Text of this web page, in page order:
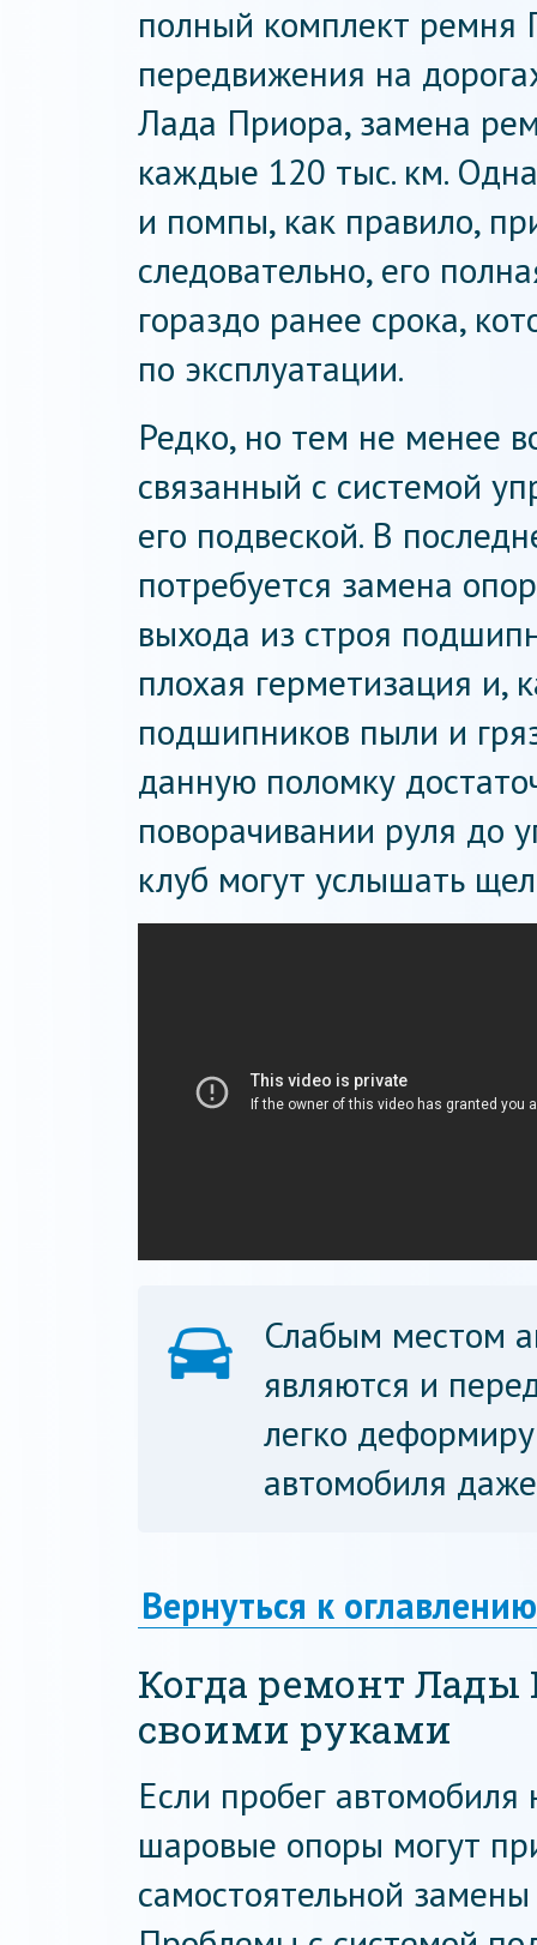
полный комплект ремня
передвижения на
Лада Приора, замена
каждые 120 тыс. км.
и помпы, как правило,
следовательно, его
гораздо ранее срока,
по эксплуатации.
Редко, но тем не менее
связанный с системой
его подвеской. В
потребуется замена
выхода из строя
плохая герметизация и,
подшипников пыли и
данную поломку
поворачивании руля до
клуб могут услышать
Слабым местом
являются и
легко
автомобиля
Вернуться к оглавлению
Когда ремонт
своими руками
Если пробег
шаровые опоры могут
самостоятельной